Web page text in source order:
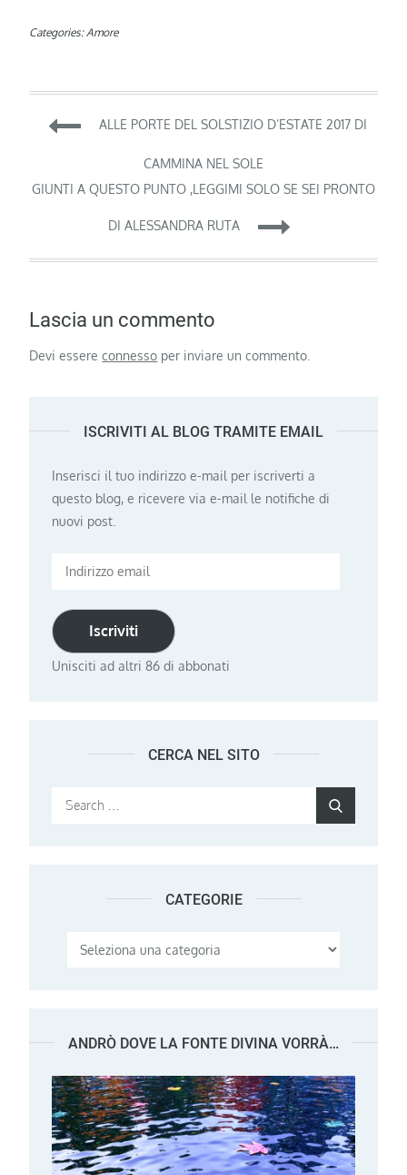
Categories: Amore
Navigazione
articoli
ALLE PORTE DEL SOLSTIZIO D’ESTATE 2017 DI
CAMMINA NEL SOLE
GIUNTI A QUESTO PUNTO ,LEGGIMI SOLO SE SEI PRONTO
DI ALESSANDRA RUTA
Lascia un commento
Devi essereconnesso per inviare un commento.
ISCRIVITI AL BLOG TRAMITE EMAIL
Inserisci il tuo indirizzo e-mail per iscriverti a
questo blog, e ricevere via e-mail le notifiche di
nuovi post.
Indirizzo
Iscriviti
Unisciti ad altri 86 di abbonati
CERCA NEL SITO
Search
CATEGORIE
Categorie
ANDRÒ DOVE LA FONTE DIVINA VORRÀ…